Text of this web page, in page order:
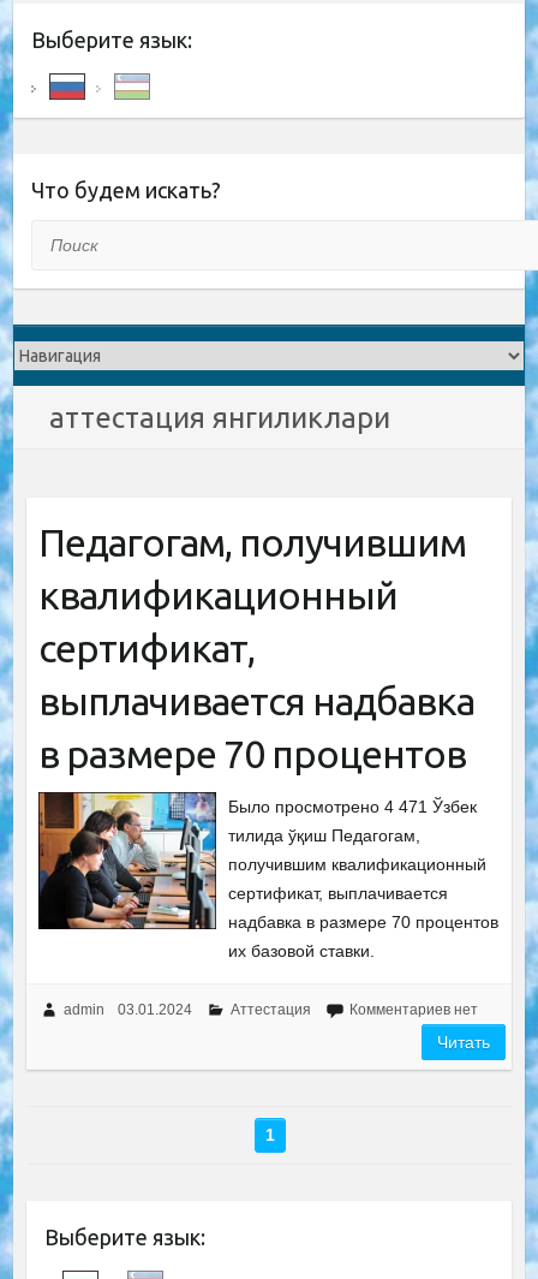
Выберите язык:
Что будем искать?
аттестация янгиликлари
Педагогам, получившим
квалификационный
сертификат,
выплачивается надбавка
в размере 70 процентов
Было просмотрено 4 471 Ўзбек
тилида ўқиш Педагогам,
получившим квалификационный
сертификат, выплачивается
надбавка в размере 70 процентов
их базовой ставки.
admin 03.01.2024 Аттестация Комментариев нет
Читать
1
Выберите язык: